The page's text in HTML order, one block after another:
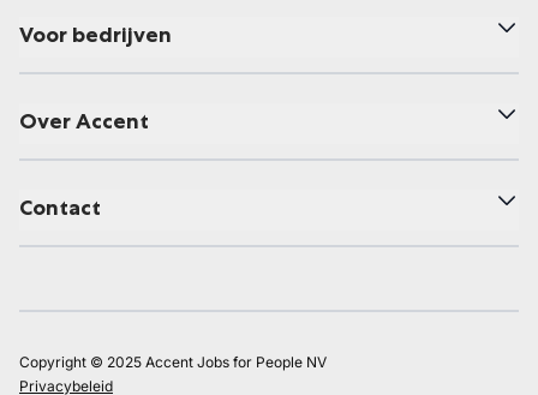
Voor bedrijven
Over Accent
Contact
Copyright © 2025 Accent Jobs for People NV
Privacybeleid